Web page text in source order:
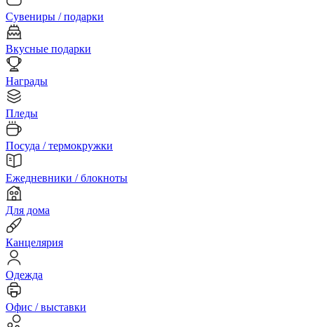
Сувениры / подарки
Вкусные подарки
Награды
Пледы
Посуда / термокружки
Ежедневники / блокноты
Для дома
Канцелярия
Одежда
Офис / выставки